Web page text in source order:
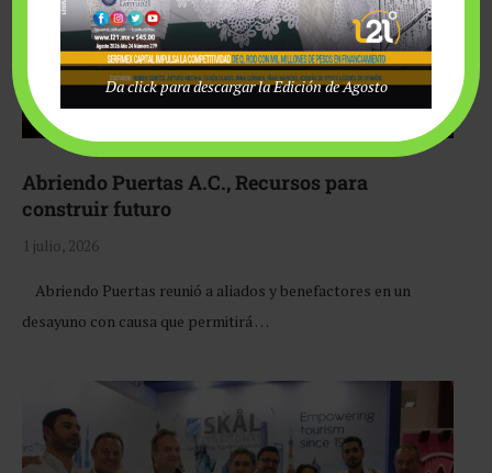
Abriendo Puertas A.C., Recursos para
construir futuro
1 julio, 2026
Abriendo Puertas reunió a aliados y benefactores en un
desayuno con causa que permitirá …
Da click para descargar la Edición de Agosto